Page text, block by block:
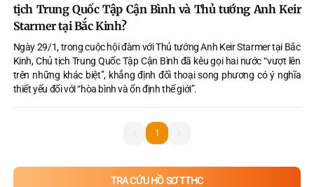
tịch Trung Quốc Tập Cận Bình và Thủ tướng Anh Keir
Starmer tại Bắc Kinh?
Ngày 29/1, trong cuộc hội đàm với Thủ tướng Anh Keir Starmer tại Bắc
Kinh, Chủ tịch Trung Quốc Tập Cận Bình đã kêu gọi hai nước “vượt lên
trên những khác biệt”, khẳng định đối thoại song phương có ý nghĩa
thiết yếu đối với “hòa bình và ổn định thế giới”.
11
TRA CỨU HỒ SƠ TTHC